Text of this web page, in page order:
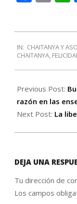
05-
IN: CHAITANYA Y
CHAITANYA,
Previous Post:
razón en las
Next Post: La
DEJA UNA
Tu dirección de
Los campos